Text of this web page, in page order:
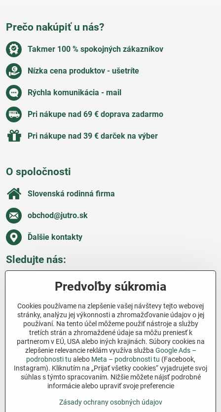
Prečo nakúpiť u nás?
Takmer 100 % spokojných zákazníkov
Nízka cena produktov - ušetríte
Rýchla komunikácia - mail
Pri nákupe nad 69 € doprava zadarmo
Pri nákupe nad 39 € darček na výber
O spoločnosti
Slovenská rodinná firma
obchod​@jutro​.sk
Ďalšie kontakty
Sledujte nás:
Všetko o nákupe
Ďakujeme za podporu
Sme slovenský e-shop bez dotácií​. Fungujeme len
vďaka vám – ľuďom, ktorí veria v poctivú prácu a
lásku k pôde​. Každý nákup na Jutro​.sk nám pomáha
pokračovať v tom, čo má zmysel – pomáhať
záhradkárom zadarmo a srdcom​.
Predvoľby súkromia
Cookies používame na zlepšenie vašej návštevy tejto webovej
stránky, analýzu jej výkonnosti a zhromažďovanie údajov o jej
používaní. Na tento účel môžeme použiť nástroje a služby
tretích strán a zhromaždené údaje sa môžu preniesť k
partnerom v EÚ, USA alebo iných krajinách. Súbory cookies na
zlepšenie relevancie reklám využíva služba Google Ads –
podrobnosti tu alebo Meta – podrobnosti tu (Facebook,
Instagram). Kliknutím na „Prijať všetky cookies“ vyjadrujete svoj
súhlas s týmto spracovaním. Nižšie môžete nájsť podrobné
informácie alebo upraviť svoje preferencie
Zásady ochrany osobných údajov